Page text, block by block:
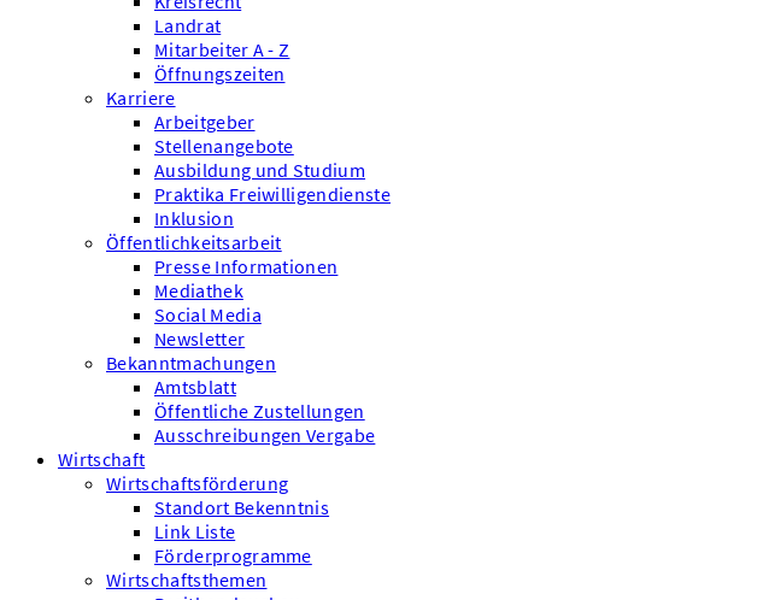
Landrat
Mitarbeiter A - Z
Öffnungszeiten
Karriere
Arbeitgeber
Stellenangebote
Ausbildung und Studium
Praktika Freiwilligendienste
Inklusion
Öffentlichkeitsarbeit
Presse Informationen
Mediathek
Social Media
Newsletter
Bekanntmachungen
Amtsblatt
Öffentliche Zustellungen
Ausschreibungen Vergabe
Wirtschaft
Wirtschaftsförderung
Standort Bekenntnis
Link Liste
Förderprogramme
Wirtschaftsthemen